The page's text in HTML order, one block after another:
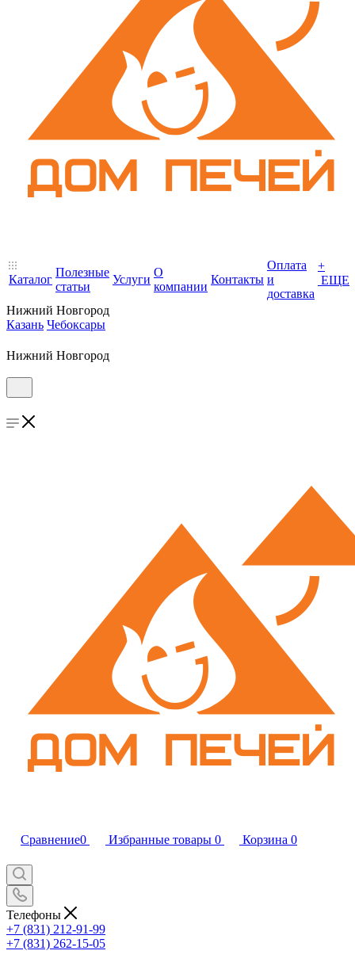
Каталог
Полезные
статьи
Услуги
О
компании
Контакты
Оплата
и
доставка
+
ЕЩЕ
Нижний Новгород
Казань Чебоксары
Нижний Новгород
Сравнение0 Избранные товары 0 Корзина 0
Телефоны
+7 (831) 212-91-99
+7 (831) 262-15-05